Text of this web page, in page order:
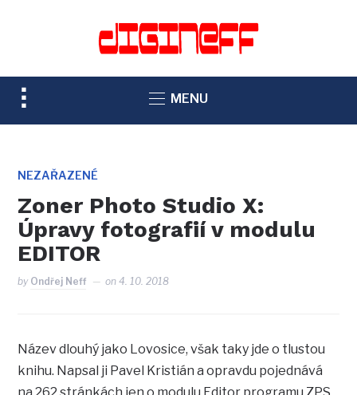
TOGGLE
SIDEBAR
NAVIGATION
MENU
NEZAŘAZENÉ
Zoner Photo Studio X:
Úpravy fotografií v modulu
EDITOR
by Ondřej Neff on4. 10. 2018
Název dlouhý jako Lovosice, však taky jde o tlustou
knihu. Napsal ji Pavel Kristián a opravdu pojednává